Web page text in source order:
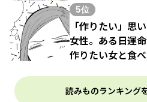
5位
「作りたい」思
女性。ある日運
作りたい女と食べ
読みものランキング